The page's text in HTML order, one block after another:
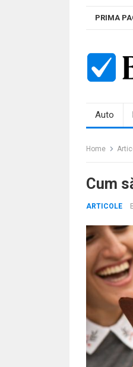
PRIMA
Auto
Home
Cum
ARTICOLE